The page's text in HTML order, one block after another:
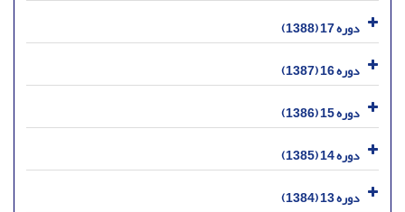
دوره 17 (1388)
دوره 16 (1387)
دوره 15 (1386)
دوره 14 (1385)
دوره 13 (1384)